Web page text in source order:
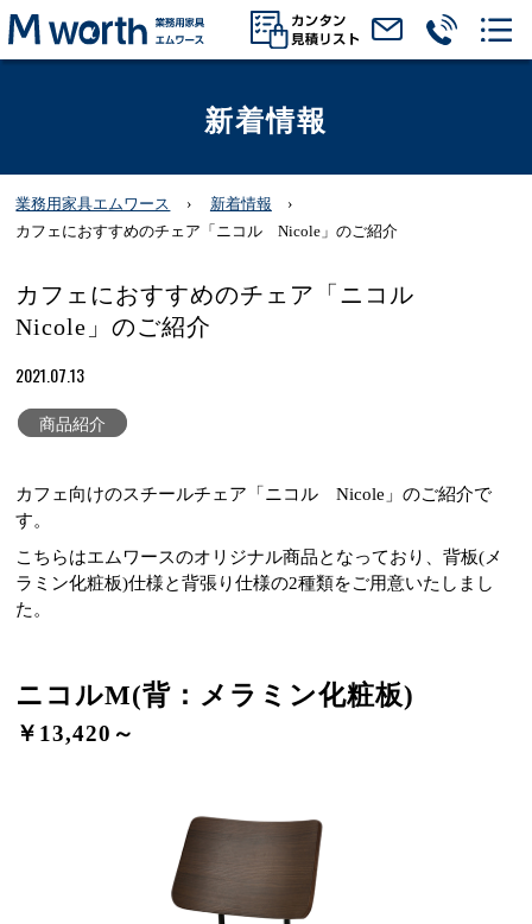
新着情報
業務用家具エムワース
新着情報
カフェにおすすめのチェア「ニコル Nicole」のご紹介
カフェにおすすめのチェア「ニコル
Nicole」のご紹介
2021.07.13
商品紹介
カフェ向けのスチールチェア「ニコル Nicole」のご紹介で
す。
こちらはエムワースのオリジナル商品となっており、背板(メ
ラミン化粧板)仕様と背張り仕様の2種類をご用意いたしまし
た。
ニコルM(背：メラミン化粧板)
￥13,420～